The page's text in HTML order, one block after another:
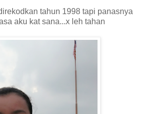
tahun 1998 tapi panasnya
aku kat sana...x leh tahan